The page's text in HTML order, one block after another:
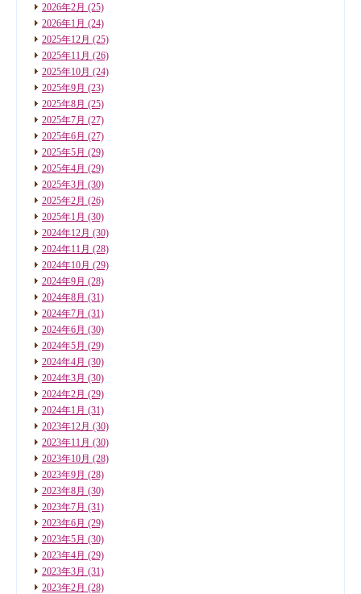
2026年2月 (25)
2026年1月 (24)
2025年12月 (25)
2025年11月 (26)
2025年10月 (24)
2025年9月 (23)
2025年8月 (25)
2025年7月 (27)
2025年6月 (27)
2025年5月 (29)
2025年4月 (29)
2025年3月 (30)
2025年2月 (26)
2025年1月 (30)
2024年12月 (30)
2024年11月 (28)
2024年10月 (29)
2024年9月 (28)
2024年8月 (31)
2024年7月 (31)
2024年6月 (30)
2024年5月 (29)
2024年4月 (30)
2024年3月 (30)
2024年2月 (29)
2024年1月 (31)
2023年12月 (30)
2023年11月 (30)
2023年10月 (28)
2023年9月 (28)
2023年8月 (30)
2023年7月 (31)
2023年6月 (29)
2023年5月 (30)
2023年4月 (29)
2023年3月 (31)
2023年2月 (28)